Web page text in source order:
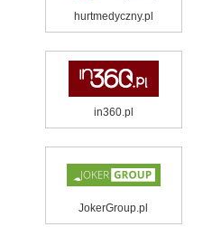
hurtmedyczny.pl
in360.pl
JokerGroup.pl